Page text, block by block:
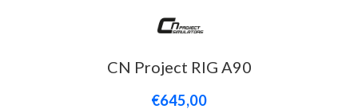
CN Project RIG A90
€645,00